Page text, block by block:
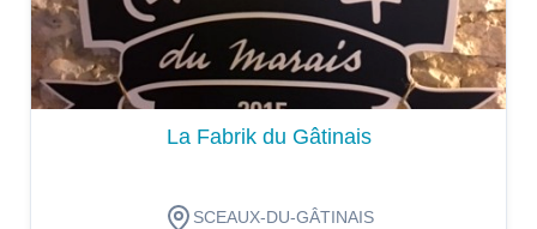
La Fabrik du Gâtinais
SCEAUX-DU-GÂTINAIS